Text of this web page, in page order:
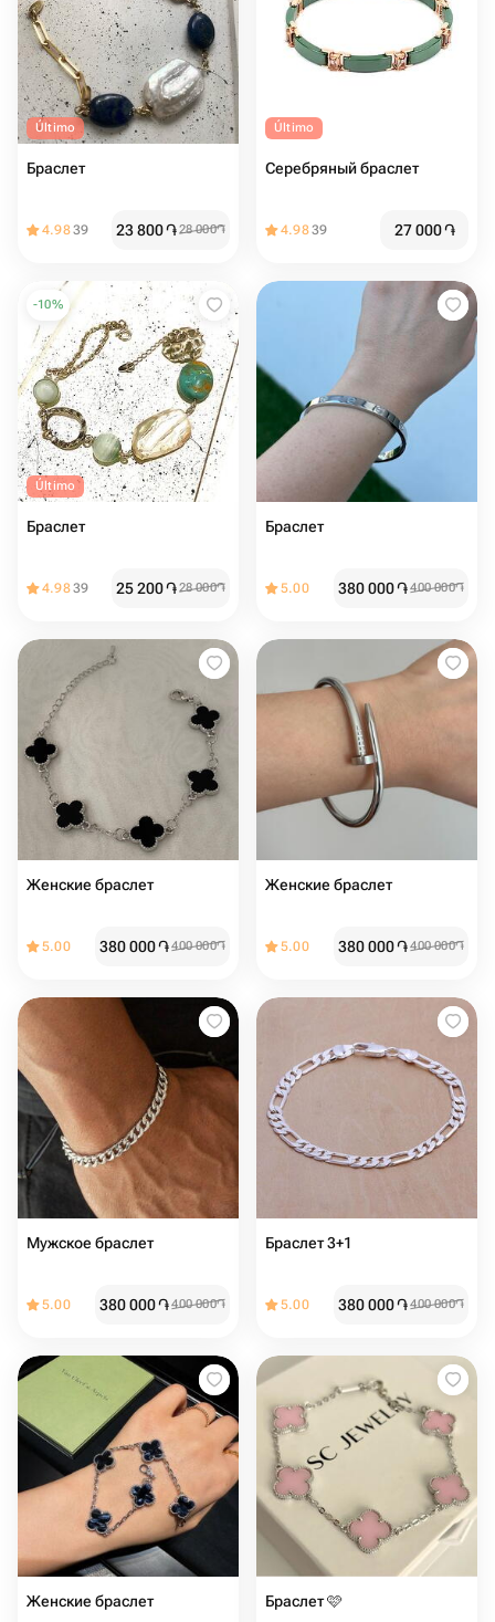
Último
Браслет
4.9839 23 800֏28 000֏
Último
Серебряный браслет
4.9839 27 000֏
-10%
Último
Браслет
4.9839 25 200֏28 000֏
Браслет
5.00 380 000֏400 000֏
Женские браслет
5.00 380 000֏400 000֏
Женские браслет ️
5.00 380 000֏400 000֏
Мужское браслет
5.00 380 000֏400 000֏
Браслет 3+1
5.00 380 000֏400 000֏
Женские браслет ️️ Браслет 🩷